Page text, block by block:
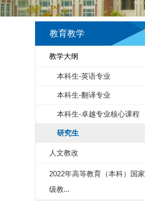
教育教学
教学大纲
本科生-英语专业
本科生-翻译专业
本科生-卓越专业核心课程
研究生
人文教改
2022年高等教育（本科）国家
级教...